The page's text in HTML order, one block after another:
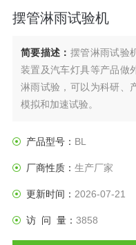
摆管淋雨试验机
简要描述： 摆管淋雨试验
装置及汽车灯具等产品做
淋雨试验，可以为科研、
模拟和加速试验。
产品型号： BL
厂商性质： 生产厂家
更新时间： 2026-07-21
访 问 量： 3858